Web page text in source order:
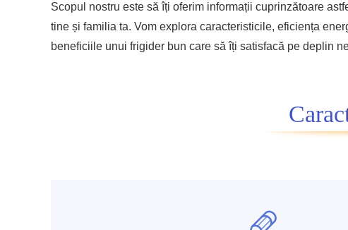
Scopul nostru este să îți oferim informații cuprinzătoare
tine și familia ta. Vom explora caracteristicile, eficiența
beneficiile unui frigider bun care să îți satisfacă pe deplin